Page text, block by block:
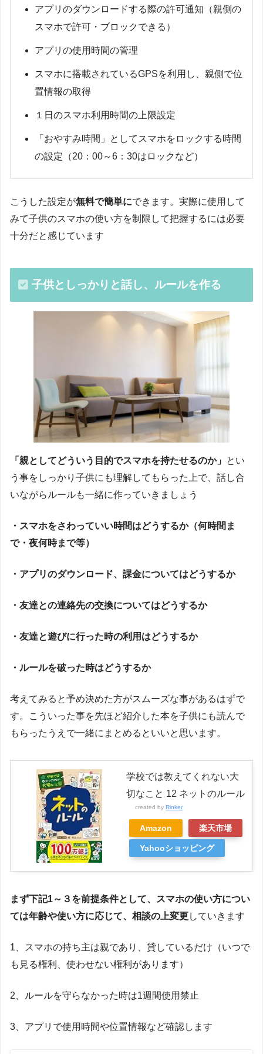
アプリのダウンロードする際の許可通知（親側の
スマホで許可・ブロックできる）
アプリの使用時間の管理
スマホに搭載されているGPSを利用し、親側で位
置情報の取得
１日のスマホ利用時間の上限設定
「おやすみ時間」としてスマホをロックする時間
の設定（20：00～6：30はロックなど）
こうした設定が無料で簡単にできます。実際に使用して
みて子供のスマホの使い方を制限して把握するには必要
十分だと感じています
子供としっかりと話し、ルールを作る
「親としてどういう目的でスマホを持たせるのか」 とい
う事をしっかり子供にも理解してもらった上で、話し合
いながらルールも一緒に作っていきましょう
・スマホをさわっていい時間はどうするか（何時間ま
で・夜何時まで等）
・アプリのダウンロード、課金についてはどうするか
・友達との連絡先の交換についてはどうするか
・友達と遊びに行った時の利用はどうするか
・ルールを破った時はどうするか
考えてみると予め決めた方がスムーズな事があるはずで
す。こういった事を先ほど紹介した本を子供にも読んで
もらったうえで一緒にまとめるといいと思います。
学校では教えてくれない大
切なこと 12 ネットのルール
created by Rinker
Amazon 楽天市場
Yahooショッピング
まず下記1～３を前提条件として、スマホの使い方につい
ては年齢や使い方に応じて、相談の上変更していきます
1、スマホの持ち主は親であり、貸しているだけ（いつで
も見る権利、使わせない権利があります）
2、ルールを守らなかった時は1週間使用禁止
3、アプリで使用時間や位置情報など確認します